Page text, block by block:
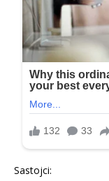
Sastojci: